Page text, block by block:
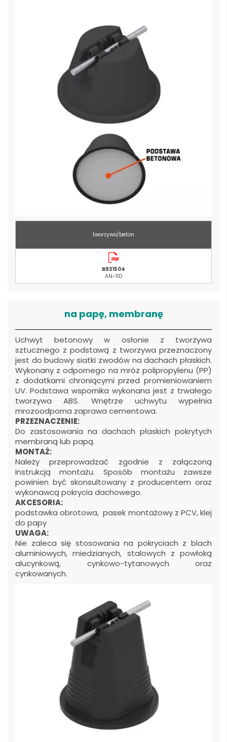
tworzywo/beton
B931504
AN-11D
na papę, membranę
Uchwyt betonowy w osłonie z tworzywa
sztucznego z podstawą z tworzywa przeznaczony
jest do budowy siatki zwodów na dachach płaskich.
Wykonany z odpornego na mróz polipropylenu (PP)
z dodatkami chroniącymi przed promieniowaniem
UV. Podstawa wspornika wykonana jest z trwałego
tworzywa ABS. Wnętrze uchwytu wypełnia
mrozoodporna zaprawa cementowa.
PRZEZNACZENIE:
Do zastosowania na dachach płaskich pokrytych
membraną lub papą.
MONTAŻ:
Należy przeprowadzać zgodnie z załączoną
instrukcją montażu. Sposób montażu zawsze
powinien być skonsultowany z producentem oraz
wykonawcą pokrycia dachowego.
AKCESORIA:
podstawka obrotowa, pasek montażowy z PCV, klej
do papy
UWAGA:
Nie zaleca się stosowania na pokryciach z blach
aluminiowych, miedzianych, stalowych z powłoką
alucynkową, cynkowo-tytanowych oraz
cynkowanych.